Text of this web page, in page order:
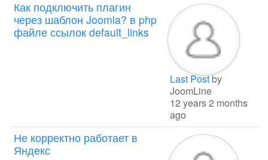
Как подключить плагин
через шаблон Joomla? в php
файле ссылок default_links
Last Postby
JoomLine
12 years 2 months
ago
Не корректно работает в
Яндекс